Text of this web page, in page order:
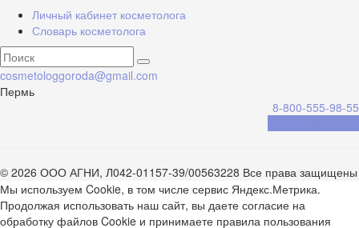
Личный кабинет косметолога
Словарь косметолога
cosmetologgoroda@gmail.com
Пермь
8-800-555-98-55
© 2026 ООО АГНИ, Л042-01157-39/00563228 Все права защищены
Мы используем Cookie, в том числе сервис Яндекс.Метрика.
Продолжая использовать наш сайт, вы даете согласие на
обработку файлов Cookie и принимаете правила пользования